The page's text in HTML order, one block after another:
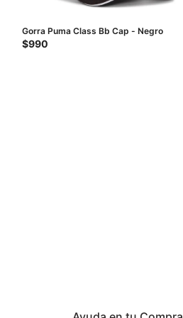
Gorra Puma Class Bb Cap - Negro
$990